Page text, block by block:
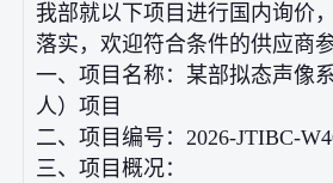
我部就以下项目进行国内询价
落实，欢迎符合条件的供应商参
一、项目名称：某部拟态声像
人）项目
二、项目编号：2026-JTIBC-
三、项目概况：